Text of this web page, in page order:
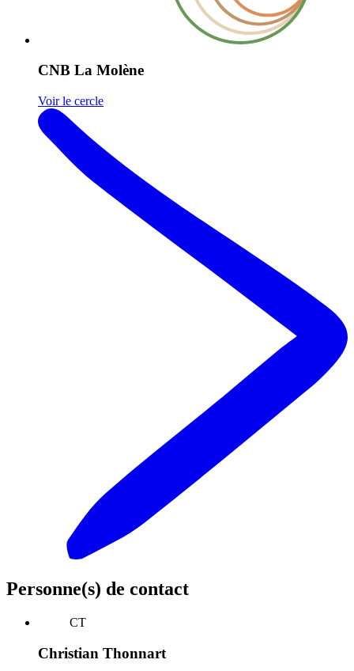
CNB La Molène
Voir le cercle
Personne(s) de contact
CT
Christian Thonnart